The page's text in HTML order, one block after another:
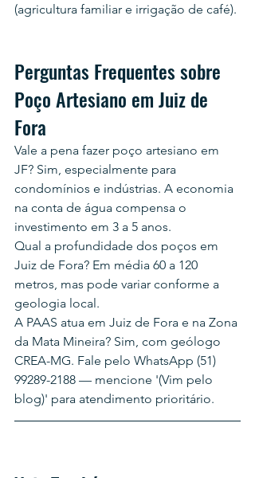
(agricultura familiar e irrigação de café).
Perguntas Frequentes sobre
Poço Artesiano em Juiz de
Fora
Vale a pena fazer poço artesiano em
JF? Sim, especialmente para
condomínios e indústrias. A economia
na conta de água compensa o
investimento em 3 a 5 anos.
Qual a profundidade dos poços em
Juiz de Fora? Em média 60 a 120
metros, mas pode variar conforme a
geologia local.
A PAAS atua em Juiz de Fora e na Zona
da Mata Mineira? Sim, com geólogo
CREA-MG. Fale pelo WhatsApp (51)
99289-2188 — mencione '(Vim pelo
blog)' para atendimento prioritário.